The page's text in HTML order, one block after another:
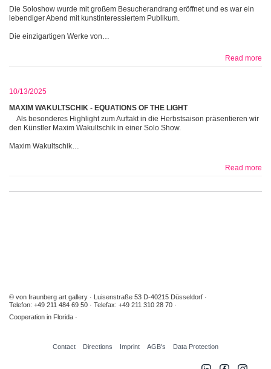
Die Soloshow wurde mit großem Besucherandrang eröffnet und es war ein
lebendiger Abend mit kunstinteressiertem Publikum.
Die einzigartigen Werke von…
Read more
10/13/2025
MAXIM WAKULTSCHIK - EQUATIONS OF THE LIGHT
Als besonderes Highlight zum Auftakt in die Herbstsaison präsentieren wir
den Künstler Maxim Wakultschik in einer Solo Show.
Maxim Wakultschik…
Read more
© von fraunberg art gallery
Luisenstraße 53 D-40215 Düsseldorf
Telefon: +49 211 484 69 50
Telefax: +49 211 310 28 70
Cooperation in Florida
Contact Directions Imprint AGB's Data Protection